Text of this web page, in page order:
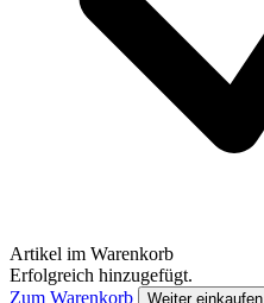
Artikel im Warenkorb
Erfolgreich hinzugefügt.
Zum Warenkorb
Weiter einkaufen